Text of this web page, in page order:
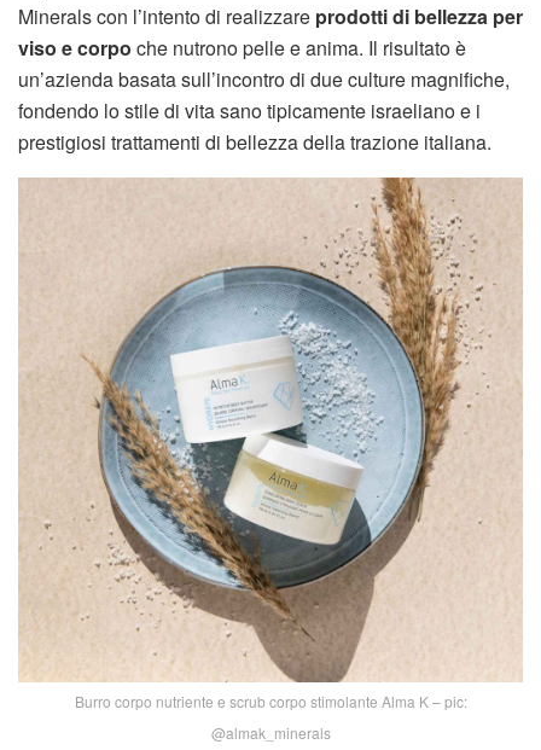
Minerals con l’intento di realizzare prodotti di bellezza per
viso e corpo che nutrono pelle e anima. Il risultato è
un’azienda basata sull’incontro di due culture magnifiche,
fondendo lo stile di vita sano tipicamente israeliano e i
prestigiosi trattamenti di bellezza della trazione italiana.
Burro corpo nutriente e scrub corpo stimolante Alma K – pic:
@almak_minerals